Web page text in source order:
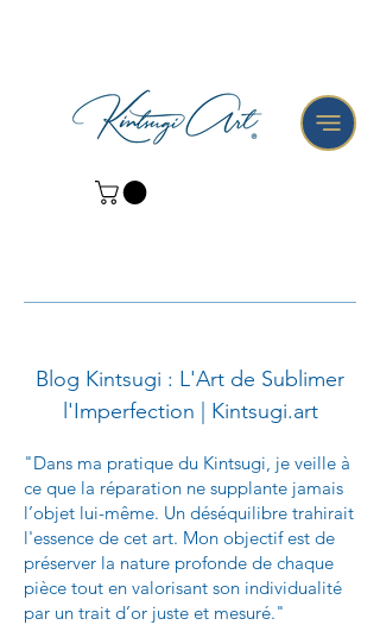
Blog Kintsugi : L'Art de Sublimer
l'Imperfection | Kintsugi.art
"Dans ma pratique du Kintsugi, je veille à
ce que la réparation ne supplante jamais
l’objet lui-même. Un déséquilibre trahirait
l'essence de cet art. Mon objectif est de
préserver la nature profonde de chaque
pièce tout en valorisant son individualité
par un trait d’or juste et mesuré."